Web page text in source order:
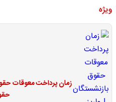
ویژه
زمان پرداخت معوقات